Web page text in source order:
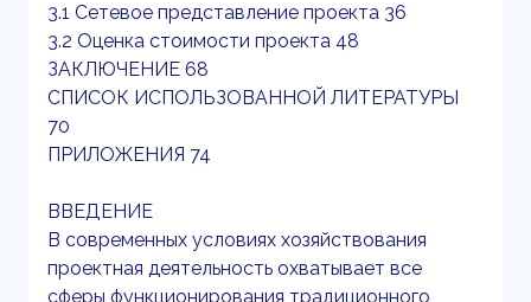
3.1 Сетевое представление проекта 36
3.2 Оценка стоимости проекта 48
ЗАКЛЮЧЕНИЕ 68
СПИСОК ИСПОЛЬЗОВАННОЙ ЛИТЕРАТУРЫ
70
ПРИЛОЖЕНИЯ 74
ВВЕДЕНИЕ
В современных условиях хозяйствования
проектная деятельность охватывает все
сферы функционирования традиционного